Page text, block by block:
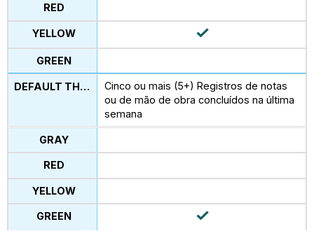
Cinco ou mais (5+) Registros de notas
ou de mão de obra concluídos na última
semana